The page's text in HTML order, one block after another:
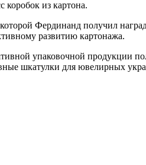
коробок из картона.
которой Фердинанд получил
развитию картонажа.
упаковочной продукции
шкатулки для ювелирных